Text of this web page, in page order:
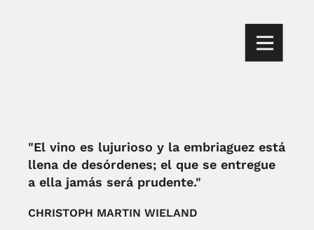
"El vino es lujurioso y la embriaguez está
llena de desórdenes; el que se entregue
a ella jamás será prudente."
CHRISTOPH MARTIN WIELAND